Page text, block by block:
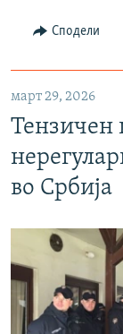
Сподели
март 29, 2026
Тензичен
во Србија